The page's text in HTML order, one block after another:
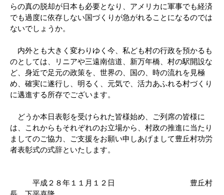
らの真の脱却が日本も必要となり、アメリカに軍事でも経済
でも過度に依存しない国づくりが急がれることになるのでは
ないでしょうか。
内外とも大きく変わりゆく今、私ども村の行政を預かるも
のとしては、リニアや三遠南信道、新万年橋、村の駅開設な
ど、身近で足元の政策を、世界の、国の、時の流れを見極
め、確実に遂行し、明るく、元気で、活力あふれる村づくり
に邁進する所存でございます。
どうか本日表彰を受けられた皆様始め、ご列席の皆様に
は、これからもそれぞれのお立場から、村政の推進に当たり
ましてのご協力、ご支援をお願い申しあげまして豊丘村功労
者表彰式の式辞といたします。
平成２８年１１月１２日 豊丘村